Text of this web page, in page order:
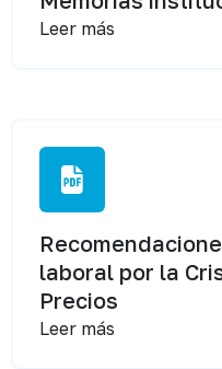
Leer más
laboral por la
Precios
Leer más